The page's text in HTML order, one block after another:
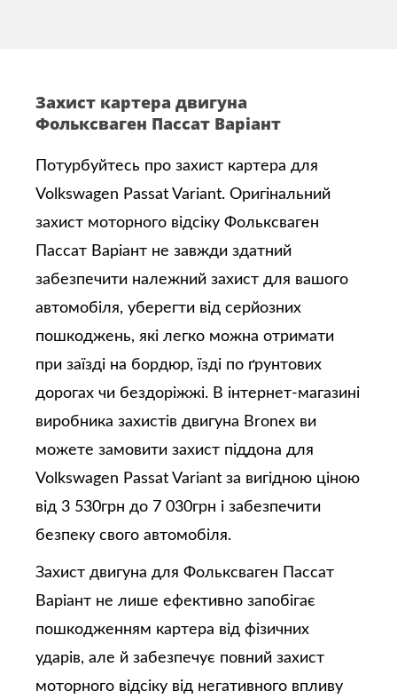
Захист картера двигуна
Фольксваген Пассат Варіант
Потурбуйтесь про захист картера для
Volkswagen Passat Variant. Оригінальний
захист моторного відсіку Фольксваген
Пассат Варіант не завжди здатний
забезпечити належний захист для вашого
автомобіля, уберегти від серйозних
пошкоджень, які легко можна отримати
при заїзді на бордюр, їзді по ґрунтових
дорогах чи бездоріжжі. В інтернет-магазині
виробника захистів двигуна Bronex ви
можете замовити захист піддона для
Volkswagen Passat Variant за вигідною ціною
від 3 530грн до 7 030грн і забезпечити
безпеку свого автомобіля.
Захист двигуна для Фольксваген Пассат
Варіант не лише ефективно запобігає
пошкодженням картера від фізичних
ударів, але й забезпечує повний захист
моторного відсіку від негативного впливу